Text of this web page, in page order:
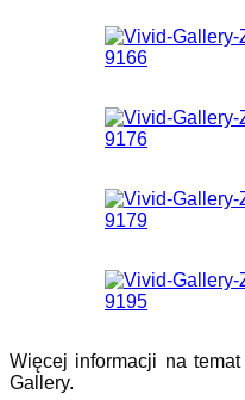
Więcej informacji na
Gallery.